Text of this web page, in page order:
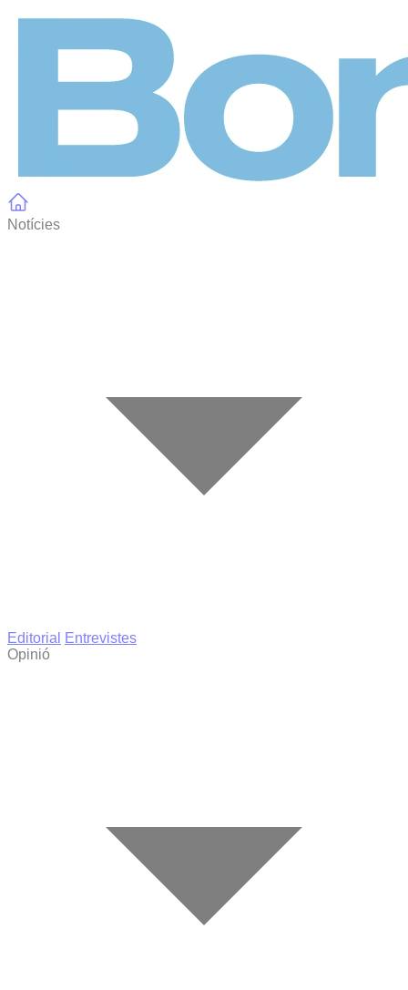
Notícies
Editorial
Entrevistes
Opinió